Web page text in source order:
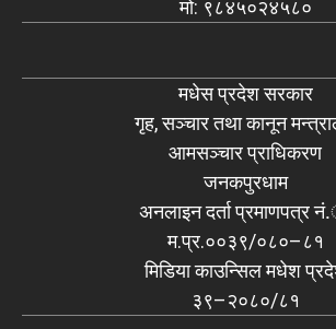
मो: ९८४५०२४५८०
मधेस प्रदेश सरकार
गृह, सञ्चार तथा कानून
आमसञ्चार प्राधिकरण
जनकपुरधाम
अनलाइन दर्ता प्रमाणपत्र
म.प्र.००३९/०८०–८१
मिडिया काउन्सिल मधेश
३९–२०८०/८१